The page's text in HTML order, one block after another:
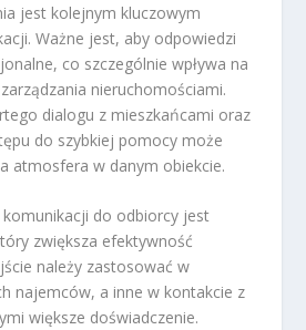
jest kolejnym kluczowym
Ważne jest, aby odpowiedzi
co szczególnie wpływa na
nieruchomościami.
dialogu z mieszkańcami oraz
do szybkiej pomocy może
atmosfera w danym obiekcie.
do odbiorcy jest
zwiększa efektywność
należy zastosować w
najemców, a inne w kontakcie z
większe doświadczenie.